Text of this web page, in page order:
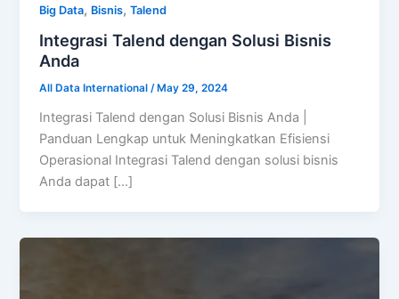
Big Data, Bisnis,Talend
Integrasi Talend dengan Solusi Bisnis
Anda
All Data International/ May 29, 2024
Integrasi Talend dengan Solusi Bisnis Anda |
Panduan Lengkap untuk Meningkatkan Efisiensi
Operasional Integrasi Talend dengan solusi bisnis
Anda dapat […]